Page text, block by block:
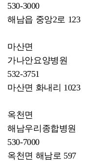
530-3000
해남읍 중앙2로 123
마산면
가나안요양병원
532-3751
마산면 화내리 1023
옥천면
해남우리종합병원
530-7000
옥천면 해남로 597